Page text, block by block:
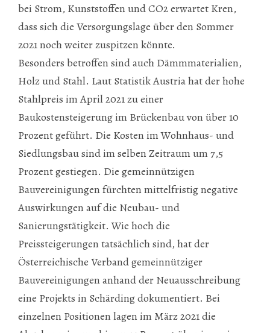
bei Strom, Kunststoffen und CO2 erwartet Kren,
dass sich die Versorgungslage über den Sommer
2021 noch weiter zuspitzen könnte.
Besonders betroffen sind auch Dämmmaterialien,
Holz und Stahl. Laut Statistik Austria hat der hohe
Stahlpreis im April 2021 zu einer
Baukostensteigerung im Brückenbau von über 10
Prozent geführt. Die Kosten im Wohnhaus- und
Siedlungsbau sind im selben Zeitraum um 7,5
Prozent gestiegen. Die gemeinnützigen
Bauvereinigungen fürchten mittelfristig negative
Auswirkungen auf die Neubau- und
Sanierungstätigkeit. Wie hoch die
Preissteigerungen tatsächlich sind, hat der
Österreichische Verband gemeinnütziger
Bauvereinigungen anhand der Neuausschreibung
eine Projekts in Schärding dokumentiert. Bei
einzelnen Positionen lagen im März 2021 die